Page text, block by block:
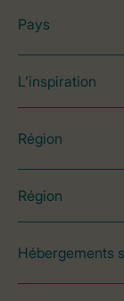
Pays
L’inspiration
Région
Région
Hébergements